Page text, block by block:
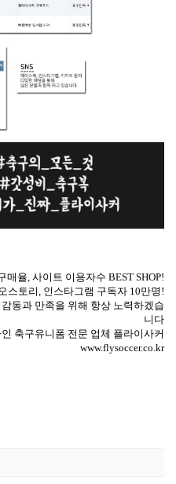
매율, 사이트 이용자수 BEST SHOP!
스토리, 인스타그램 구독자 10만명!
동과 만족을 위해 항상 노력하겠습
니다
축구유니폼 전문 업체 플라이사커
www.flysoccer.co.kr